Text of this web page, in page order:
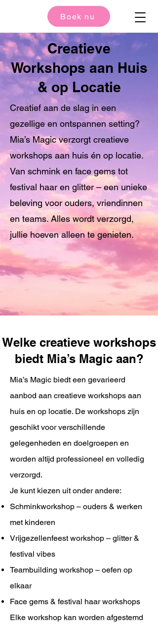
Boek nu
Creatieve
Workshops aan Huis
& op Locatie
Creatief aan de slag in een
gezellige en ontspannen setting?
Mia’s Magic verzorgt creatieve
workshops aan huis én op locatie.
Van schmink en face gems tot
festival haar en glitter – een unieke
beleving voor ouders, vriendinnen
en teams. Alles wordt verzorgd,
jullie hoeven alleen te genieten.
Welke creatieve workshops
biedt Mia’s Magic aan?
Mia’s Magic biedt een gevarieerd
aanbod aan creatieve workshops aan
huis en op locatie. De workshops zijn
geschikt voor verschillende
gelegenheden en doelgroepen en
worden altijd professioneel en volledig
verzorgd.
Je kunt kiezen uit onder andere:
Schminkworkshop – ouders & werken
met kinderen
Vrijgezellenfeest workshop – glitter &
festival vibes
Teambuilding workshop – oefen op
elkaar
Face gems & festival haar workshops
Elke workshop kan worden afgestemd